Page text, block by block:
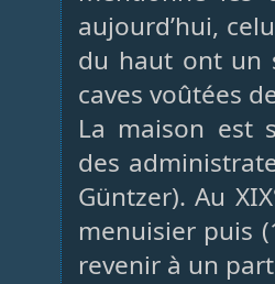
aujourd’hui,
du haut ont un
caves voûtées
La maison est
des
Güntzer). Au
menuisier puis
revenir à un